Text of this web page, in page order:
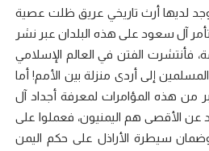
يوجد لديها أرث تاريخي عريق ظلت عصية
آل سعود على هذه البلدان عبر نشر
فأنتشرت الفتن في العالم الإسلامي
إلى أردى منزلة بين الأمم! أما
من هذه المؤامرات لمعرفة أجداد آل
الأقصى هم اليمنيون، فعملوا على
وضمان سيطرة الأراذل على حكم اليمن